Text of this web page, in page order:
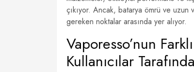
çıkıyor. Ancak, batarya ömrü ve uzun
gereken noktalar arasında yer alıyor.
Vaporesso’nun
Kullanıcılar